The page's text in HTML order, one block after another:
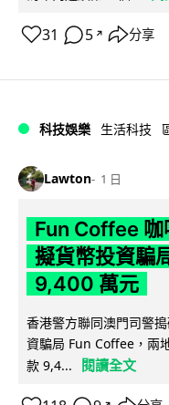
31 5 ↗ 分享
科技娛樂 生活科技
Lawton 1 日
Fun Coffee 咖
擬貨幣投資騙
9,400 萬元
香港警方聯同澳門司警
資騙局 Fun Coffee，兩
款 9,4...
閱讀全文